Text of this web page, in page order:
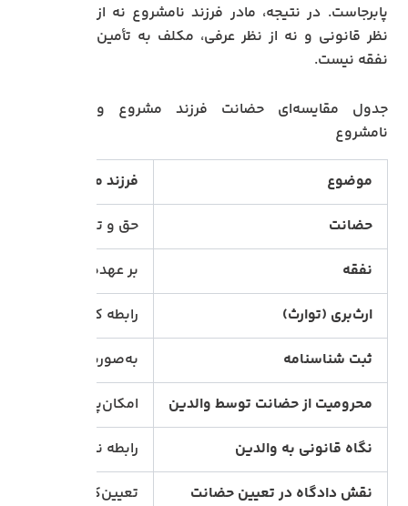
پابرجاست. در نتیجه، مادر فرزند نامشروع نه از
نظر قانونی و نه از نظر عرفی، مکلف به تأمین
نفقه نیست.
جدول مقایسه‌ای حضانت فرزند مشروع و
نامشروع
موضوع
فرزند مشروع
حضانت
حق و تکلیف قانونی
نفقه
بر عهده پدر (در صورت
ارث‌بری (توارث)
رابطه کامل ارث‌بری
ثبت شناسنامه
به‌صورت کامل و
محرومیت از حضانت توسط والدین
امکان‌پذیر نیست؛
نگاه قانونی به والدین
رابطه نسب قانونی
نقش دادگاه در تعیین حضانت
تعیین‌کننده نهایی